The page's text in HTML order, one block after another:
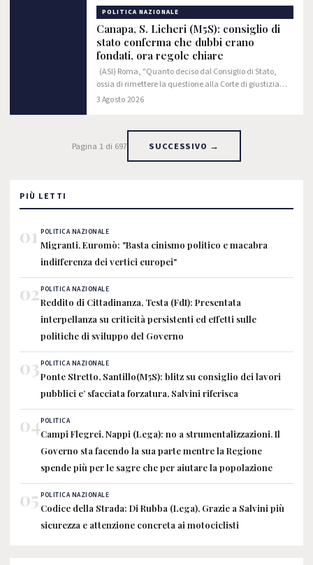
POLITICA NAZIONALE
Canapa, S. Licheri (M5S): consiglio di
stato conferma che dubbi erano
fondati, ora regole chiare
(ASI) Roma, "Quanto deciso dal Consiglio di Stato,
ossia di rimettere la questione alla Corte di giustizia
dell'Unione europea, conferma che i dubbi sulla
3 Agosto 2026
Pagina 1 di 697 SUCCESSIVO →
PIÙ LETTI
01 POLITICA NAZIONALE
Migranti, Euromò: "Basta cinismo politico e macabra
indifferenza dei vertici europei"
02POLITICA NAZIONALE
Reddito di Cittadinanza, Testa (FdI): Presentata
interpellanza su criticità persistenti ed effetti sulle
politiche di sviluppo del Governo
03POLITICA NAZIONALE
Ponte Stretto, Santillo(M5S): blitz su consiglio dei lavori
pubblici e’ sfacciata forzatura, Salvini riferisca
04POLITICA
Campi Flegrei, Nappi (Lega): no a strumentalizzazioni. Il
Governo sta facendo la sua parte mentre la Regione
spende più per le sagre che per aiutare la popolazione
05 POLITICA NAZIONALE
Codice della Strada: Di Rubba (Lega), Grazie a Salvini più
sicurezza e attenzione concreta ai motociclisti